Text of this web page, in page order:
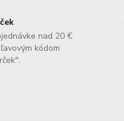
nad 20 €
kódom